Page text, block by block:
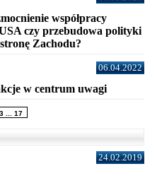
współpracy
czy przebudowa polityki
Zachodu?
06.04.2022
w centrum uwagi
3 17
24.02.2019